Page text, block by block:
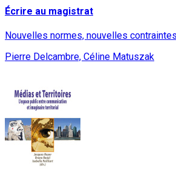
Écrire au magistrat
Nouvelles normes, nouvelles contraintes
Pierre Delcambre, Céline Matuszak